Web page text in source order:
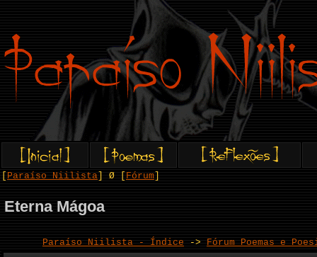
Paraíso Niilista ] Ø [ Fórum
Eterna Mágoa
Paraíso Niilista - Índice -> Fórum Poemas e